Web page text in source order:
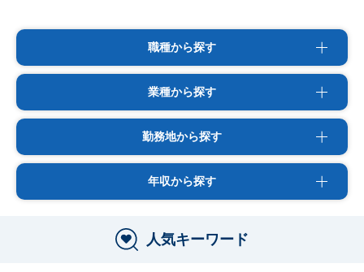
職種から探す
業種から探す
勤務地から探す
年収から探す
人気キーワード